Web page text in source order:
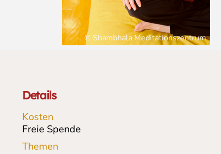
© Shambhala Meditationszentrum
Details
Kosten
Freie Spende
Themen